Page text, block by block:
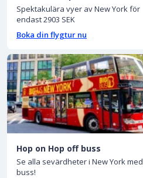
Spektakulära vyer av New York för
endast 2903 SEK
Boka din flygtur nu
Hop on Hop off buss
Se alla sevärdheter i New York med
buss!